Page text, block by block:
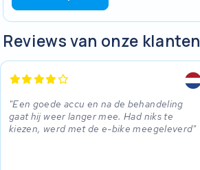
Reviews van onze klanten
Een goede accu en na de behandeling
gaat hij weer langer mee. Had niks te
kiezen, werd met de e-bike meegeleverd